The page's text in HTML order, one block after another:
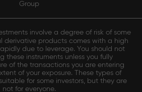
Group
involve a degree of risk of some
derivative products comes with a high
due to leverage. You should not
these instruments unless you fully
of the transactions you are entering
of your exposure. These types of
for some investors, but they are
not for everyone.